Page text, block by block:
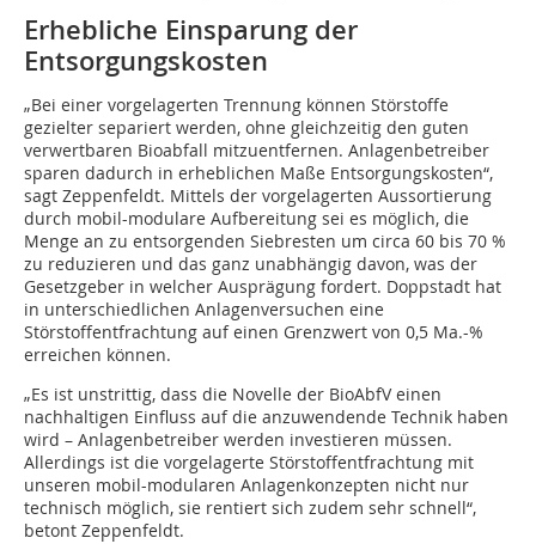
Erhebliche Einsparung der
Entsorgungskosten
„Bei einer vorgelagerten Trennung können Störstoffe
gezielter separiert werden, ohne gleichzeitig den guten
verwertbaren Bioabfall mitzuentfernen. Anlagenbetreiber
sparen dadurch in erheblichen Maße Entsorgungskosten“,
sagt Zeppenfeldt. Mittels der vorgelagerten Aussortierung
durch mobil-modulare Aufbereitung sei es möglich, die
Menge an zu entsorgenden Siebresten um circa 60 bis 70 %
zu reduzieren und das ganz unabhängig davon, was der
Gesetzgeber in welcher Ausprägung fordert. Doppstadt hat
in unterschiedlichen Anlagenversuchen eine
Störstoffentfrachtung auf einen Grenzwert von 0,5 Ma.-%
erreichen können.
„Es ist unstrittig, dass die Novelle der BioAbfV einen
nachhaltigen Einfluss auf die anzuwendende Technik haben
wird – Anlagenbetreiber werden investieren müssen.
Allerdings ist die vorgelagerte Störstoffentfrachtung mit
unseren mobil-modularen Anlagenkonzepten nicht nur
technisch möglich, sie rentiert sich zudem sehr schnell“,
betont Zeppenfeldt.